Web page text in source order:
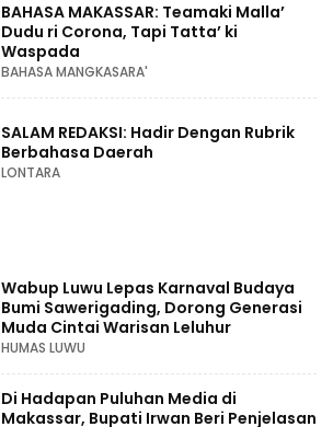
BAHASA MAKASSAR: Teamaki Malla’
Dudu ri Corona, Tapi Tatta’ ki
Waspada
BAHASA MANGKASARA'
SALAM REDAKSI: Hadir Dengan Rubrik
Berbahasa Daerah
LONTARA
Wabup Luwu Lepas Karnaval Budaya
Bumi Sawerigading, Dorong Generasi
Muda Cintai Warisan Leluhur
HUMAS LUWU
Di Hadapan Puluhan Media di
Makassar, Bupati Irwan Beri Penjelasan